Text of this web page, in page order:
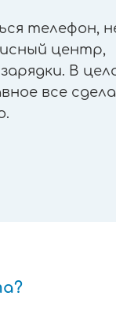
телефон,
центр,
В
все